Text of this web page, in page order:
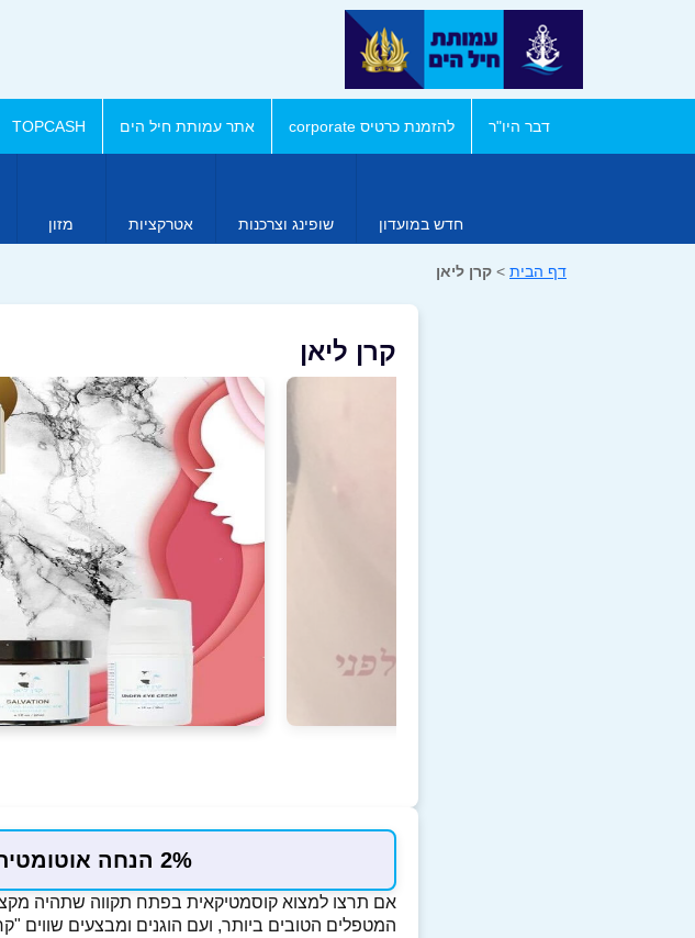
דבר היו"ר להזמנת כרטיס corporate אתר עמותת חיל הים TOPCASH
חדש במועדון שופינג וצרכנות אטרקציות מזון
דף הבית > קרן ליאן
קרן ליאן
2% הנחה אוטומטית למשלמים בכרטיס המועדון
אם תרצו למצוא קוסמטיקאית בפתח תקווה שתהיה
המטפלים הטובים ביותר, ועם הוגנים ומבצעים שווים